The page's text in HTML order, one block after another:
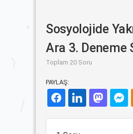
Sosyolojide
Ara 3. Deneme
Toplam 20 Soru
PAYLAŞ: